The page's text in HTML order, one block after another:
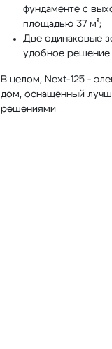
фундаменте с
площадью 37 м²;
Две одинаковые
удобное решение
В целом, Next-125 -
дом, оснащенный
решениями